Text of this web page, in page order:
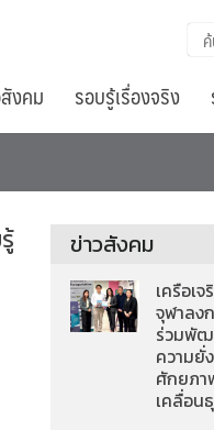
ค้
งคม รอบรู้เรื่องจริง
ข่าวสังคม
เครือเ
จุฬาลง
ร่วมพั
ความยั่
ศักยภา
เคลื่อน